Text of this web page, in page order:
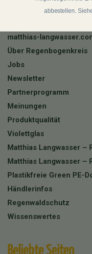
matthias-
Über Regenbogenkreis
Jobs
Newsletter
Partnerprogramm
Meinungen
Produktqualität
Violettglas
Matthias Langwasser –
Matthias Langwasser –
Plastikfreie Green PE-
Händlerinfos
Regenwaldschutz
Wissenswertes
Beliebte Seiten
abbestellen.